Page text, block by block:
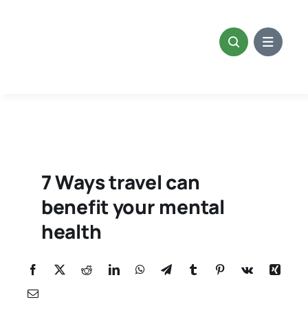
7 Ways travel can
benefit your mental
health